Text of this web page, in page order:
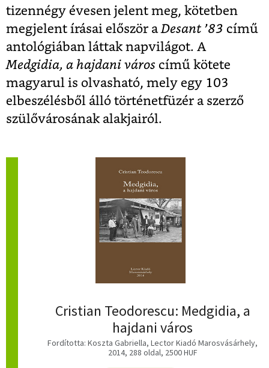
tizennégy évesen jelent meg, kötetben
megjelent írásai először aDesant ’83 című
antológiában láttak napvilágot. A
Medgidia, a hajdani város című kötete
magyarul is olvasható, mely egy 103
elbeszélésből álló történetfüzér a szerző
szülővárosának alakjairól.
Cristian Teodorescu: Medgidia, a
hajdani város
Fordította: Koszta Gabriella, Lector Kiadó Marosvásárhely,
2014, 288 oldal, 2500 HUF